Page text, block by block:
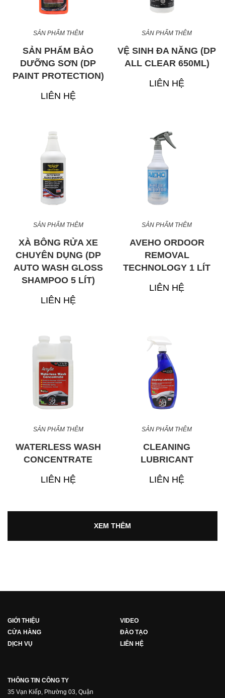
SẢN PHẨM THÊM
SẢN PHẨM BẢO
DƯỠNG SƠN (DP
PAINT PROTECTION)
LIÊN HỆ
SẢN PHẨM THÊM
VỆ SINH ĐA NĂNG (DP
ALL CLEAR 650ML)
LIÊN HỆ
SẢN PHẨM THÊM
XÀ BÔNG RỬA XE
CHUYÊN DỤNG (DP
AUTO WASH GLOSS
SHAMPOO 5 LÍT)
LIÊN HỆ
SẢN PHẨM THÊM
AVEHO ORDOOR
REMOVAL
TECHNOLOGY 1 LÍT
LIÊN HỆ
SẢN PHẨM THÊM
WATERLESS WASH
CONCENTRATE
LIÊN HỆ
SẢN PHẨM THÊM
CLEANING
LUBRICANT
LIÊN HỆ
XEM THÊM
GIỚI THIỆU
CỬA HÀNG
DỊCH VỤ
VIDEO
ĐÀO TẠO
LIÊN HỆ
THÔNG TIN CÔNG TY
35 Vạn Kiếp, Phường 03, Quận